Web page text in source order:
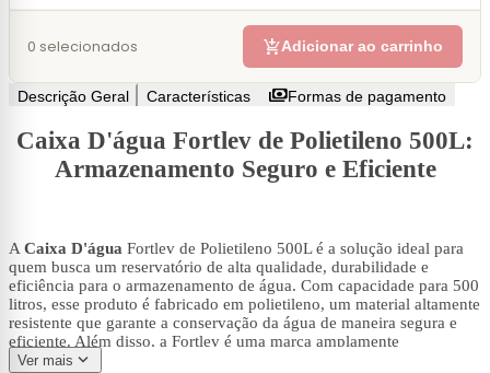
0 selecionados add_shopping_cartAdicionar ao carrinho
Descrição Geral Características paymentsFormas de pagamento
Caixa D'água Fortlev de Polietileno 500L:
Armazenamento Seguro e Eficiente
A Caixa D'água Fortlev de Polietileno 500L é a solução ideal para
quem busca um reservatório de alta qualidade, durabilidade e
eficiência para o armazenamento de água. Com capacidade para 500
litros, esse produto é fabricado em polietileno, um material altamente
resistente que garante a conservação da água de maneira segura e
eficiente. Além disso, a Fortlev é uma marca amplamente
reconhecida por sua excelência no mercado de soluções de
Ver mais expand_more